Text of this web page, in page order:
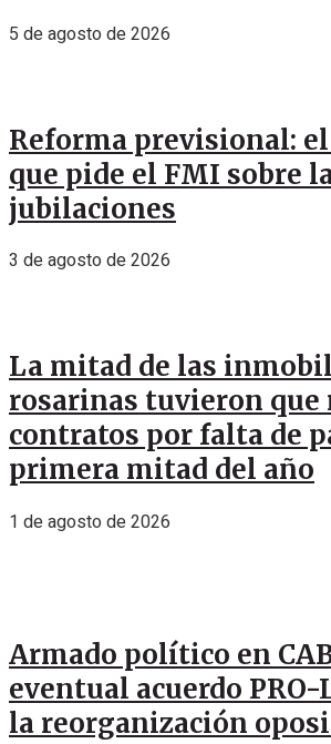
5 de agosto de 2026
Reforma previsional:
que pide el FMI sobre
jubilaciones
3 de agosto de 2026
La mitad de las
rosarinas tuvieron que
contratos por falta de
primera mitad del año
1 de agosto de 2026
Armado político en
eventual acuerdo PRO-
la reorganización